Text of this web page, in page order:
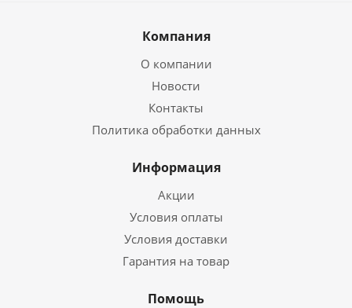
Компания
О компании
Новости
Контакты
Политика обработки данных
Информация
Акции
Условия оплаты
Условия доставки
Гарантия на товар
Помощь